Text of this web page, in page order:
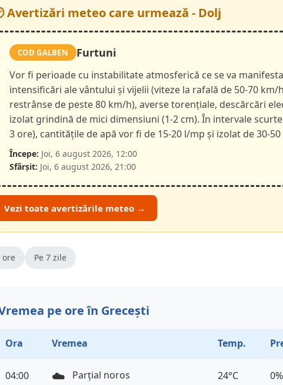
Avertizări meteo care urmează - Dolj
COD GALBEN Furtuni
Vor fi perioade cu instabilitate atmosferică ce se va
intensificări ale vântului și vijelii (viteze la rafală de 50-70 km/
restrânse de peste 80 km/h), averse torențiale, descărcări
izolat grindină de mici dimensiuni (1-2 cm). În intervale
3 ore), cantitățile de apă vor fi de 15-20 l/mp și izolat de 30-
Începe: Joi, 6 august 2026, 12:00
Sfârșit: Joi, 6 august 2026, 21:00
Vezi toate avertizările meteo →
ore Pe 7 zile
pe ore în Grecești
Ora Vremea Temp.
04:00 ☁️ Parțial noros 24°C 0%